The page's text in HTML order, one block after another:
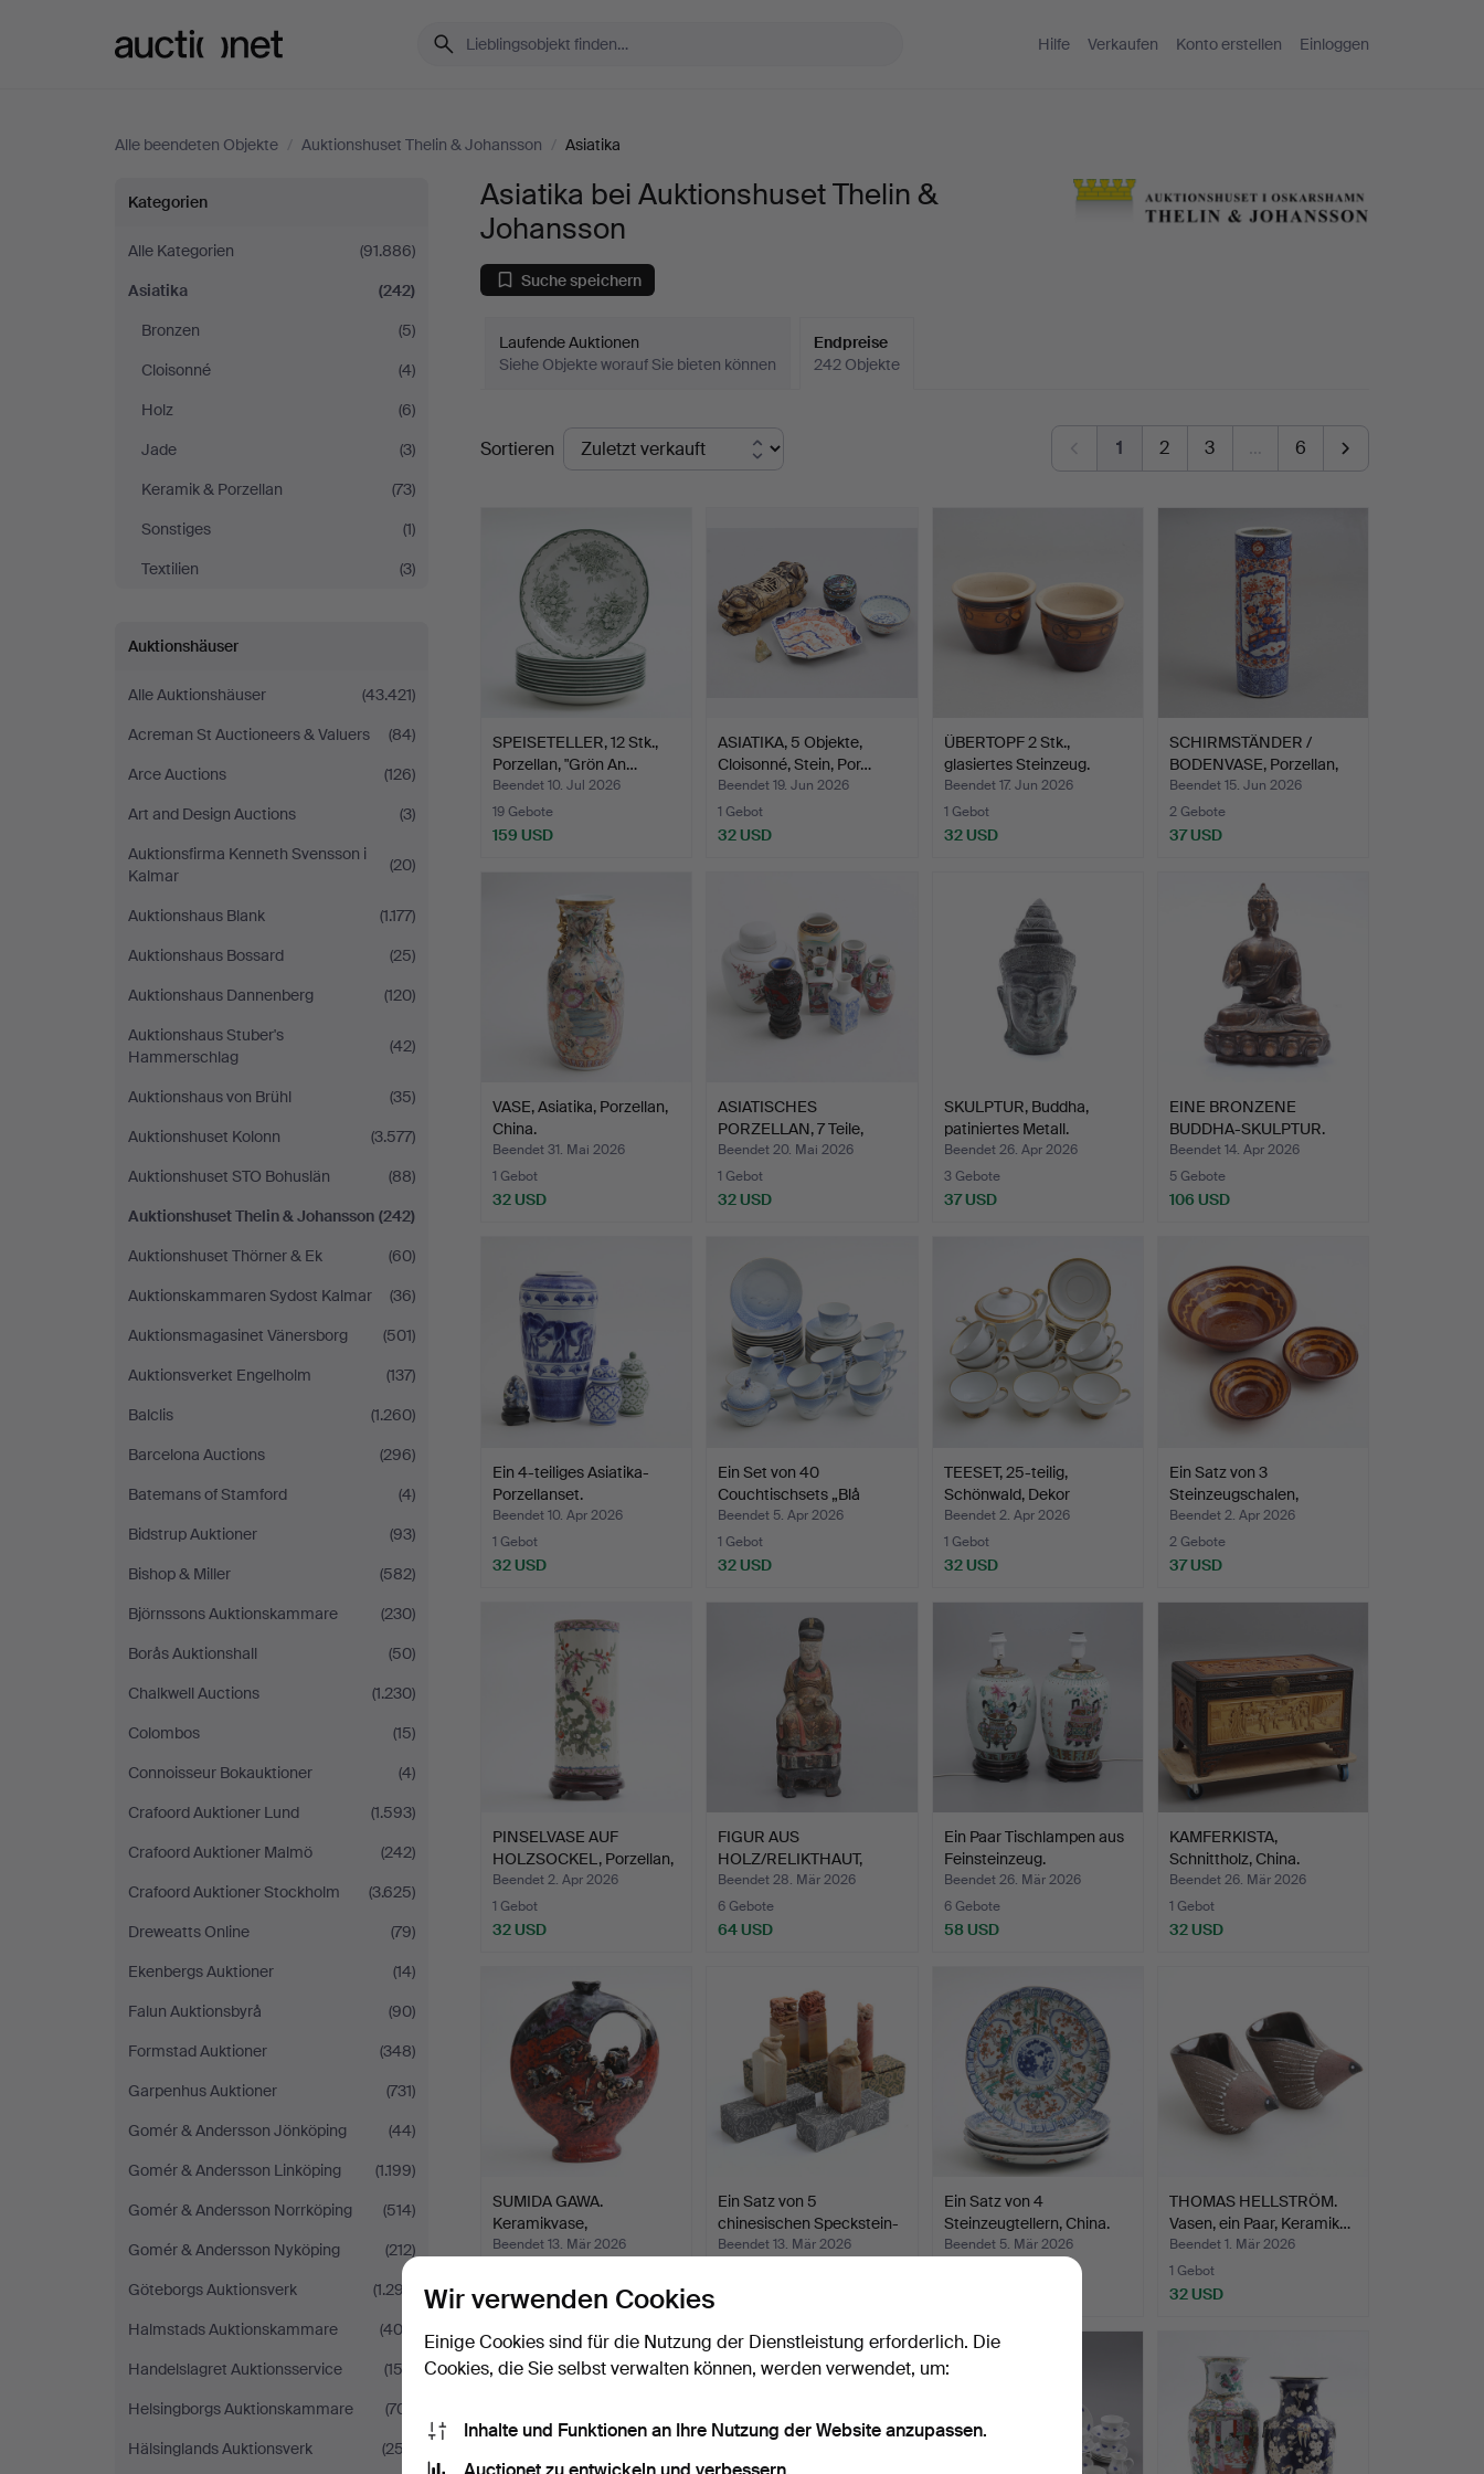
Hilfe Verkaufen Konto erstellen Einloggen
Alle beendeten Objekte / Auktionshuset Thelin & Johansson / Asiatika
Asiatika
bei
Auktionshuset
Thelin
Johansson
Kategorien
Alle Kategorien
(91.886)
Asiatika
(242)
Bronzen
(5)
Cloisonné
(4)
Holz
(6)
Jade
(3)
Keramik & Porzellan
(73)
Sonstiges
(1)
Textilien
(3)
Auktionshäuser
Alle Auktionshäuser
(43.421)
Acreman St Auctioneers & Valuers
(84)
Arce Auctions
(126)
Art and Design Auctions
(3)
Auktionsfirma Kenneth Svensson i
Kalmar
(20)
Auktionshaus Blank
(1.177)
Auktionshaus Bossard
(25)
Auktionshaus Dannenberg
(120)
Auktionshaus Stuber's
Hammerschlag
(42)
Auktionshaus von Brühl
(35)
Auktionshuset Kolonn
(3.577)
Auktionshuset STO Bohuslän
(88)
Auktionshuset Thelin & Johansson (242)
Auktionshuset Thörner & Ek
(60)
Auktionskammaren Sydost Kalmar
(36)
Auktionsmagasinet Vänersborg
(501)
Auktionsverket Engelholm
(137)
Balclis
(1.260)
Barcelona Auctions
(296)
Batemans of Stamford
(4)
Bidstrup Auktioner
(93)
Bishop & Miller
(582)
Björnssons Auktionskammare
(230)
Borås Auktionshall
(50)
Chalkwell Auctions
(1.230)
Colombos
(15)
Connoisseur Bokauktioner
(4)
Crafoord Auktioner Lund
(1.593)
Crafoord Auktioner Malmö
(242)
Crafoord Auktioner Stockholm
(3.625)
Dreweatts Online
(79)
Ekenbergs Auktioner
(14)
Falun Auktionsbyrå
(90)
Formstad Auktioner
(348)
Garpenhus Auktioner
(731)
Gomér & Andersson Jönköping
(44)
Gomér & Andersson Linköping
(1.199)
Gomér & Andersson Norrköping
(514)
Gomér & Andersson Nyköping
(212)
Göteborgs Auktionsverk
(1.297)
Halmstads Auktionskammare
(403)
Handelslagret Auktionsservice
(153)
Helsingborgs Auktionskammare
(701)
Hälsinglands Auktionsverk
(257)
Asiatika bei Auktionshuset Thelin &
Johansson
Suche speichern
Laufende Auktionen
Siehe Objekte worauf Sie bieten können
Endpreise
242 Objekte
Endpreise
Sortieren 1 2 3 … 6
SPEISETELLER, 12 Stk.,
Porzellan, "Grön An…
Beendet 10. Jul 2026
19 Gebote
159 USD
ASIATIKA, 5 Objekte,
Cloisonné, Stein, Por…
Beendet 19. Jun 2026
1 Gebot
32 USD
ÜBERTOPF 2 Stk.,
glasiertes Steinzeug.
Beendet 17. Jun 2026
1 Gebot
32 USD
SCHIRMSTÄNDER /
BODENVASE, Porzellan,
Japa…
Beendet 15. Jun 2026
2 Gebote
37 USD
VASE, Asiatika, Porzellan,
China.
Beendet 31. Mai 2026
1 Gebot
32 USD
ASIATISCHES
PORZELLAN, 7 Teile,
Vasen sowi…
Beendet 20. Mai 2026
1 Gebot
32 USD
SKULPTUR, Buddha,
patiniertes Metall.
Beendet 26. Apr 2026
3 Gebote
37 USD
EINE BRONZENE
BUDDHA-SKULPTUR.
Beendet 14. Apr 2026
5 Gebote
106 USD
Ein 4-teiliges Asiatika-
Porzellanset.
Beendet 10. Apr 2026
1 Gebot
32 USD
Ein Set von 40
Couchtischsets „Blå
Gulsen“…
Beendet 5. Apr 2026
1 Gebot
32 USD
TEESET, 25-teilig,
Schönwald, Dekor
Hackef…
Beendet 2. Apr 2026
1 Gebot
32 USD
Ein Satz von 3
Steinzeugschalen,
Forsberg,…
Beendet 2. Apr 2026
2 Gebote
37 USD
PINSELVASE AUF
HOLZSOCKEL, Porzellan,
Chin…
Beendet 2. Apr 2026
1 Gebot
32 USD
FIGUR AUS
HOLZ/RELIKTHAUT,
GESCHNITTENES U…
Beendet 28. Mär 2026
6 Gebote
64 USD
Ein Paar Tischlampen aus
Feinsteinzeug.
Beendet 26. Mär 2026
6 Gebote
58 USD
KAMFERKISTA,
Schnittholz, China.
Beendet 26. Mär 2026
1 Gebot
32 USD
SUMIDA GAWA.
Keramikvase,
Mondflasche mit …
Beendet 13. Mär 2026
295 USD
Ein Satz von 5
chinesischen Speckstein-
Sie…
Beendet 13. Mär 2026
Ein Satz von 4
Steinzeugtellern, China.
Beendet 5. Mär 2026
THOMAS HELLSTRÖM.
Vasen, ein Paar, Keramik…
Beendet 1. Mär 2026
1 Gebot
32 USD
Wir verwenden Cookies
Einige Cookies sind für die Nutzung der Dienstleistung erforderlich. Die
Cookies, die Sie selbst verwalten können, werden verwendet, um:
Inhalte und Funktionen an Ihre Nutzung der Website anzupassen.